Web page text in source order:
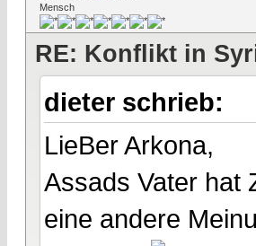
Mensch
RE: Konflikt in
dieter schrieb:
LieBer Arkona,
Assads Vater hat
eine andere